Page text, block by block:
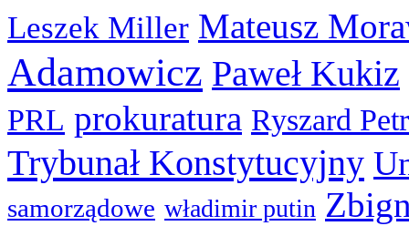
Leszek Miller Mateusz
Adamowicz Paweł Kukiz
PRL prokuratura Ryszard
Trybunał Konstytucyjny
samorządowe władimir putin